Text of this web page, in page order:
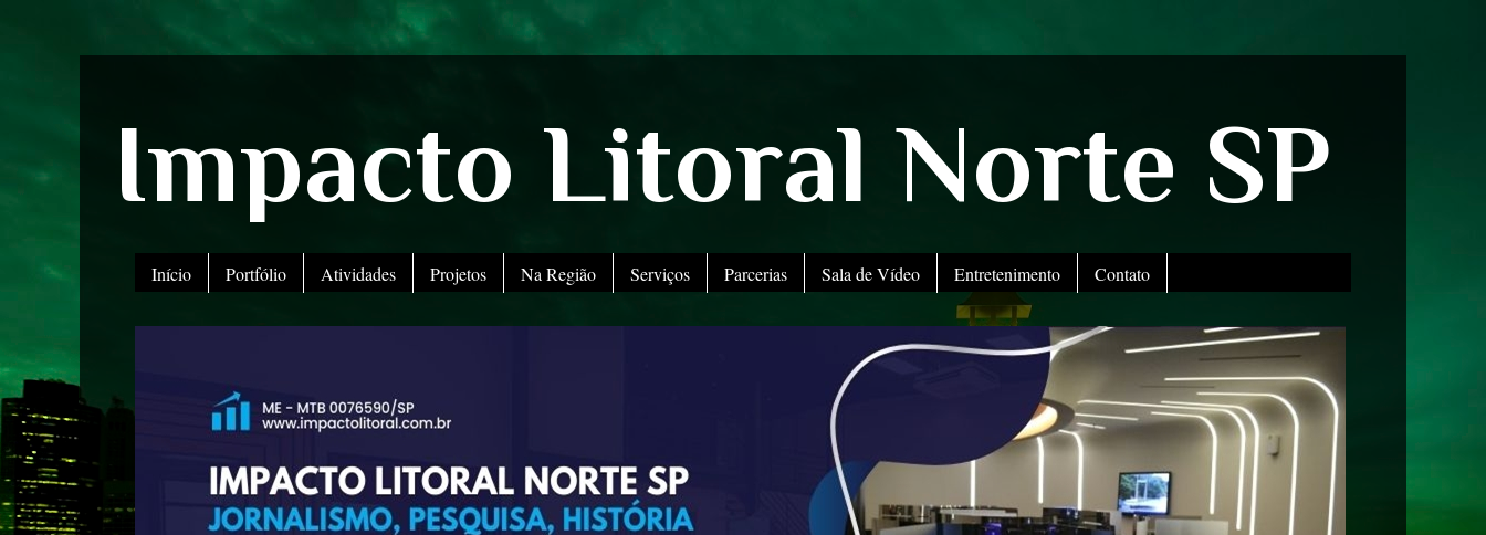
Impacto Litoral Norte SP
Início Portfólio Atividades Projetos Na Região Serviços Parcerias Sala de Vídeo Entretenimento Contato